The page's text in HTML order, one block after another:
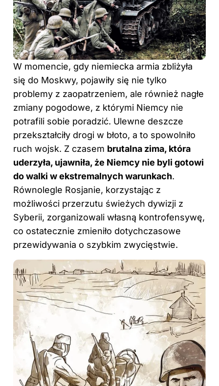
W momencie, gdy niemiecka armia zbliżyła
się do Moskwy, pojawiły się nie tylko
problemy z zaopatrzeniem, ale również nagłe
zmiany pogodowe, z którymi Niemcy nie
potrafili sobie poradzić. Ulewne deszcze
przekształciły drogi w błoto, a to spowolniło
ruch wojsk. Z czasem brutalna zima, która
uderzyła, ujawniła, że Niemcy nie byli gotowi
do walki w ekstremalnych warunkach.
Równolegle Rosjanie, korzystając z
możliwości przerzutu świeżych dywizji z
Syberii, zorganizowali własną kontrofensywę,
co ostatecznie zmieniło dotychczasowe
przewidywania o szybkim zwycięstwie.